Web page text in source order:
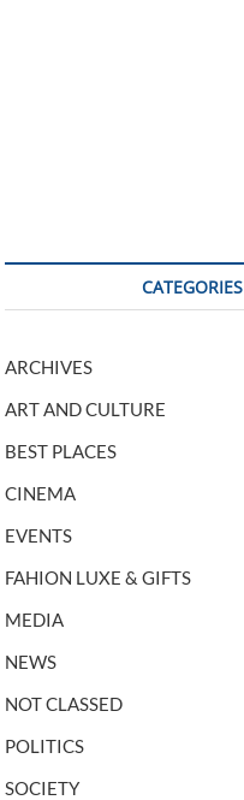
CATEGORIES
ARCHIVES
ART AND CULTURE
BEST PLACES
CINEMA
EVENTS
FAHION LUXE & GIFTS
MEDIA
NEWS
NOT CLASSED
POLITICS
SOCIETY